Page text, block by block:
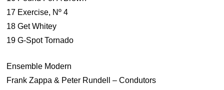
17 Exercise, Nº 4
18 Get Whitey
19 G-Spot Tornado
Ensemble Modern
Frank Zappa & Peter Rundell – Condutors